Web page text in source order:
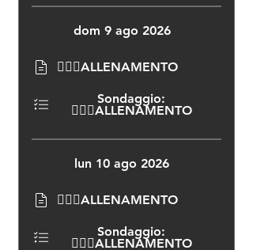
dom 9 ago 2026
🏃🏻‍♂️ALLENAMENTO
Sondaggio:
🏃🏻‍♂️ALLENAMENTO
lun 10 ago 2026
🏃🏻‍♂️ALLENAMENTO
Sondaggio:
🏃🏻‍♂️ALLENAMENTO